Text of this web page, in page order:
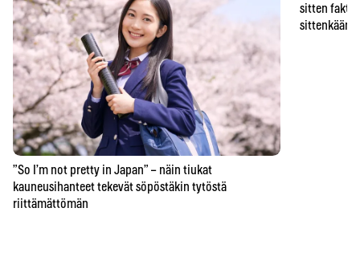
”So I’m not pretty in Japan” – näin tiukat
kauneusihanteet tekevät söpöstäkin tytöstä
riittämättömän
sitten
sittenkään